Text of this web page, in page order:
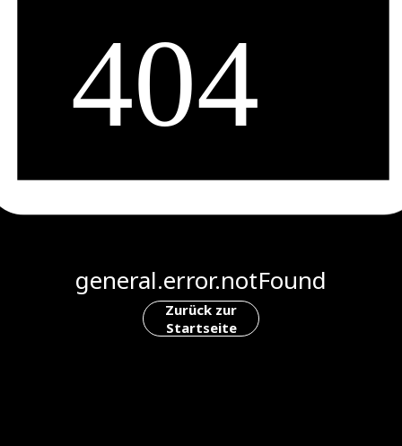
general.error.notFound
Zurück zur
Startseite